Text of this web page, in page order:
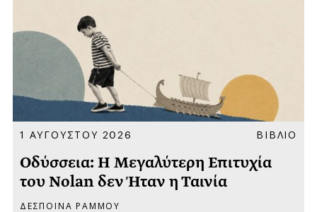
1 ΑΥΓΟΥΣΤΟΥ 2026 ΒΙΒΛΙΟ
Οδύσσεια: Η Μεγαλύτερη Επιτυχία
του Nolan δεν Ήταν η Ταινία
ΔΕΣΠΟΙΝΑ ΡΑΜΜΟΥ